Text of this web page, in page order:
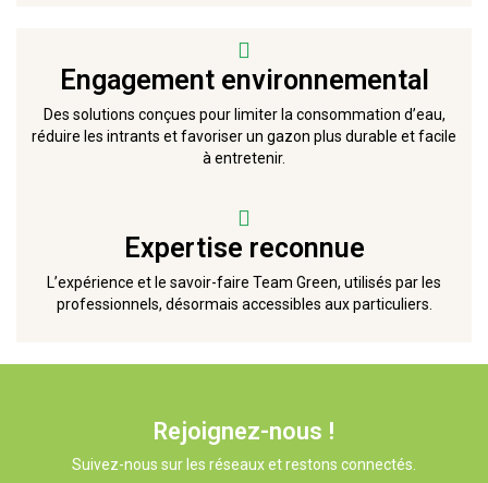
Engagement environnemental
Des solutions conçues pour limiter la consommation d’eau,
réduire les intrants et favoriser un gazon plus durable et facile
à entretenir.
Expertise reconnue
L’expérience et le savoir-faire Team Green, utilisés par les
professionnels, désormais accessibles aux particuliers.
Rejoignez-nous !
Suivez-nous sur les réseaux et restons connectés.